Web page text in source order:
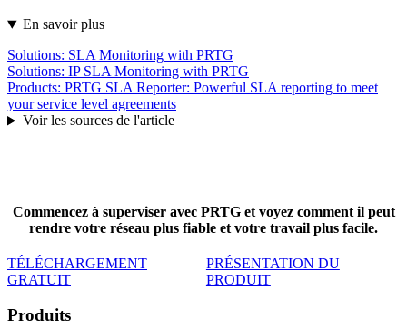
En savoir plus
Solutions: SLA Monitoring with PRTG
Solutions: IP SLA Monitoring with PRTG
Products: PRTG SLA Reporter: Powerful SLA reporting to meet
your service level agreements
Voir les sources de l'article
Commencez à superviser avec PRTG et voyez comment il peut
rendre votre réseau plus fiable et votre travail plus facile.
TÉLÉCHARGEMENT
GRATUIT
PRÉSENTATION DU
PRODUIT
Produits